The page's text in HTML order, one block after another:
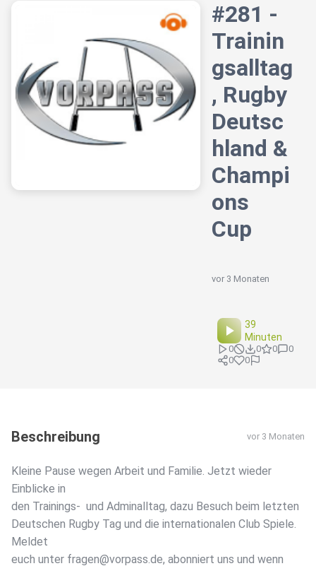
#281 -
Trainin
gsalltag
, Rugby
Deutsc
hland &
Champi
ons
Cup
vor 3 Monaten
39
Minuten
0 0 0
0
0
0
Beschreibung vor 3 Monaten
Kleine Pause wegen Arbeit und Familie. Jetzt wieder
Einblicke in
den Trainings- und Adminalltag, dazu Besuch beim letzten
Deutschen Rugby Tag und die internationalen Club Spiele.
Meldet
euch unter fragen@vorpass.de, abonniert uns und wenn